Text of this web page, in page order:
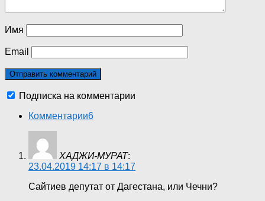
Имя
Email
Подписка на комментарии
Комментарии6
ХАДЖИ-МУРАТ:
23.04.2019 14:17 в 14:17
Сайтиев депутат от Дагестана, или Чечни?